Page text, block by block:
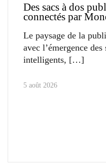
Des sacs à dos
connectés par
Le paysage de la
avec l’émergence
intelligents,
5 août 2026